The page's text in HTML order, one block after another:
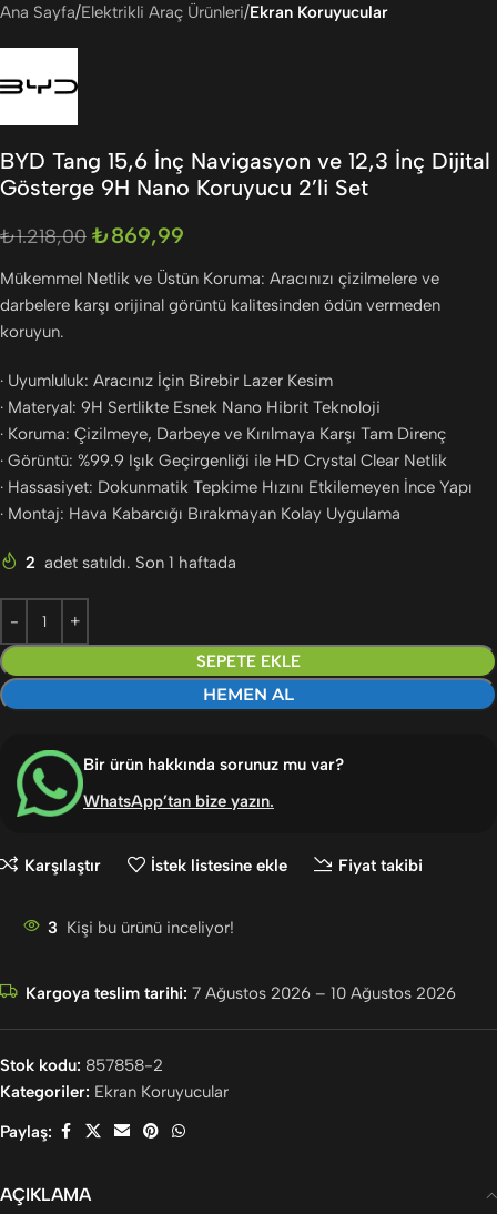
Ana Sayfa Elektrikli Araç Ürünleri Ekran Koruyucular
BYD Tang 15,6 İnç Navigasyon ve 12,3 İnç Dijital
Gösterge 9H Nano Koruyucu 2’li Set
₺1.218,00 ₺869,99
Mükemmel Netlik ve Üstün Koruma: Aracınızı çizilmelere ve
darbelere karşı orijinal görüntü kalitesinden ödün vermeden
koruyun.
· Uyumluluk: Aracınız İçin Birebir Lazer Kesim
· Materyal: 9H Sertlikte Esnek Nano Hibrit Teknoloji
· Koruma: Çizilmeye, Darbeye ve Kırılmaya Karşı Tam Direnç
· Görüntü: %99.9 Işık Geçirgenliği ile HD Crystal Clear Netlik
· Hassasiyet: Dokunmatik Tepkime Hızını Etkilemeyen İnce Yapı
· Montaj: Hava Kabarcığı Bırakmayan Kolay Uygulama
2 adet satıldı. Son 1 haftada
SEPETE EKLE
HEMEN AL
Bir ürün hakkında sorunuz mu var?
WhatsApp’tan bize yazın.
Karşılaştır İstek listesine ekle Fiyat takibi
3 Kişi bu ürünü inceliyor!
Kargoya teslim tarihi: 7 Ağustos 2026 – 10 Ağustos 2026
Stok kodu: 857858-2
Kategoriler: Ekran Koruyucular
Paylaş:
AÇIKLAMA